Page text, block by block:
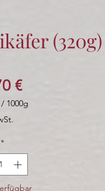
(320g)
€Preis
/ 1000g
*